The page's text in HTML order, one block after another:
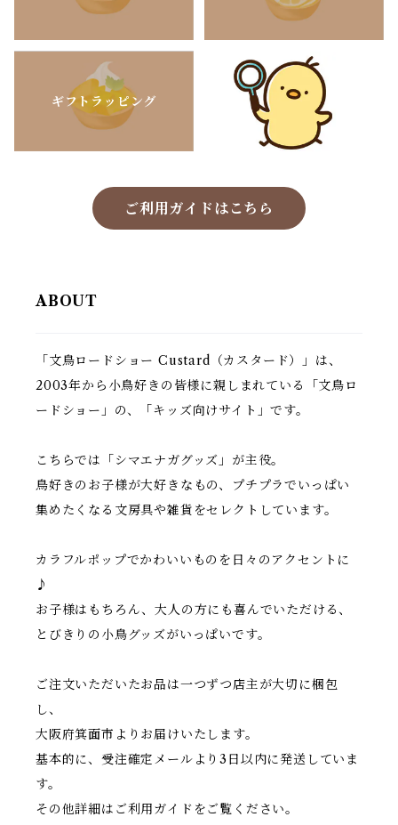
ギフトラッピング
ご利用ガイドはこちら
ABOUT
「文鳥ロードショー Custard（カスタード）」は、
2003年から小鳥好きの皆様に親しまれている「文鳥ロ
ードショー」の、「キッズ向けサイト」です。
こちらでは「シマエナガグッズ」が主役。
鳥好きのお子様が大好きなもの、プチプラでいっぱい
集めたくなる文房具や雑貨をセレクトしています。
カラフルポップでかわいいものを日々のアクセントに
♪
お子様はもちろん、大人の方にも喜んでいただける、
とびきりの小鳥グッズがいっぱいです。
ご注文いただいたお品は一つずつ店主が大切に梱包
し、
大阪府箕面市よりお届けいたします。
基本的に、受注確定メールより3日以内に発送していま
す。
その他詳細はご利用ガイドをご覧ください。